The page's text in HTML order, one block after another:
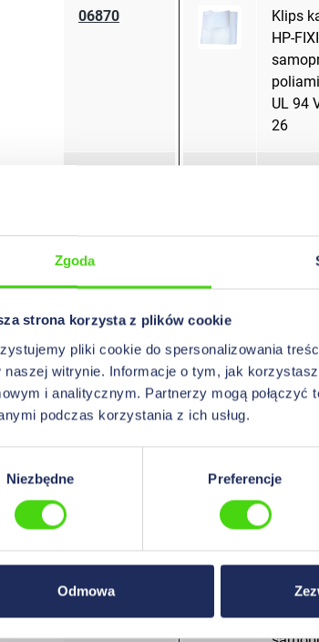
Zgoda
strona korzysta z plików cookie
pliki cookie do spersonalizowania
naszej witrynie. Informacje o tym, jak
i analitycznym. Partnerzy mogą
podczas korzystania z ich usług.
Niezbędne Preferencje
Odmowa
06870
Klips
HP-
UL 94
26
PVC,
06930
HP-
PVC,
uchwyty
06940
Płaskie